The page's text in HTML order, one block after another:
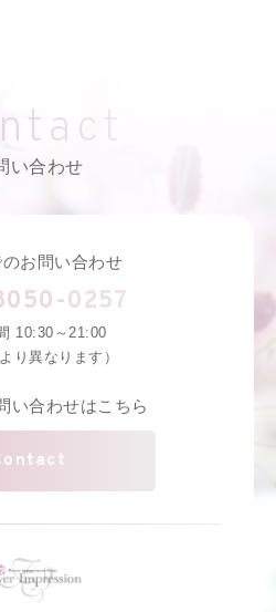
い合わせ
お問い合わせ
0257
10:30～21:00
り異なります）
い合わせはこちら